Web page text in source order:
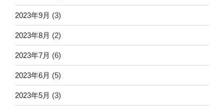
2023年9月 (3)
2023年8月 (2)
2023年7月 (6)
2023年6月 (5)
2023年5月 (3)